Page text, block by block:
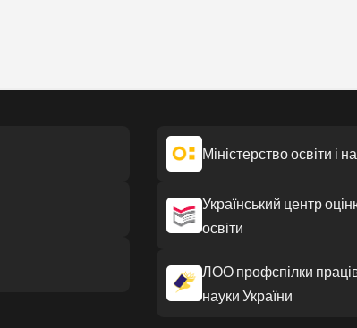
Міністерство освіти і
Український центр
освіти
ЛОО профспілки
науки України